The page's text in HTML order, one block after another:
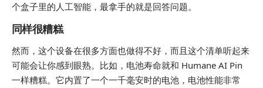
个盒子里的人工智能，最拿手的就是回答问题。
同样很糟糕
然而，这个设备在很多方面也做得不好，而且这个清单听起来
可能会让你感到眼熟。比如，电池寿命就和 Humane AI Pin
一样糟糕。它内置了一个一千毫安时的电池，电池性能非常